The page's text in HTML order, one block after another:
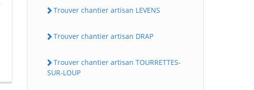
Trouver chantier artisan LEVENS
Trouver chantier artisan DRAP
Trouver chantier artisan TOURRETTES-
SUR-LOUP